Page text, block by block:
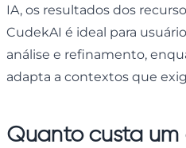
IA, os resultados dos
CudekAI é ideal para
análise e refinamento,
adapta a contextos que
Quanto custa